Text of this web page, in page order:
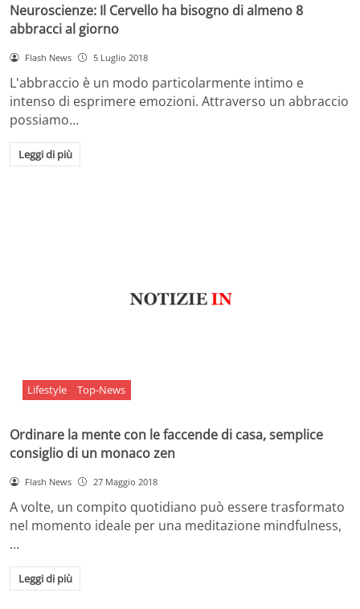
Neuroscienze: Il Cervello ha bisogno di almeno 8
abbracci al giorno
Flash News 5 Luglio 2018
L'abbraccio è un modo particolarmente intimo e
intenso di esprimere emozioni. Attraverso un abbraccio
possiamo…
Leggi di più
Lifestyle Top-News
Ordinare la mente con le faccende di casa, semplice
consiglio di un monaco zen
Flash News 27 Maggio 2018
A volte, un compito quotidiano può essere trasformato
nel momento ideale per una meditazione mindfulness,
…
Leggi di più